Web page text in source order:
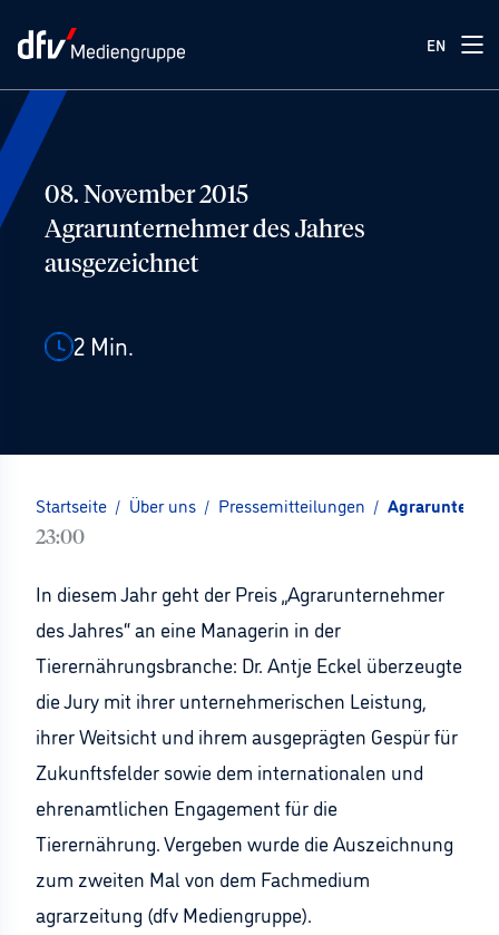
EN
08. November 2015
Agrarunternehmer des Jahres
ausgezeichnet
2 Min.
Startseite / Über uns / Pressemitteilungen /
23:00
In diesem Jahr geht der Preis „Agrarunternehmer
des Jahres“ an eine Managerin in der
Tierernährungsbranche: Dr. Antje Eckel überzeugte
die Jury mit ihrer unternehmerischen Leistung,
ihrer Weitsicht und ihrem ausgeprägten Gespür für
Zukunftsfelder sowie dem internationalen und
ehrenamtlichen Engagement für die
Tierernährung. Vergeben wurde die Auszeichnung
zum zweiten Mal von dem Fachmedium
agrarzeitung (dfv Mediengruppe).